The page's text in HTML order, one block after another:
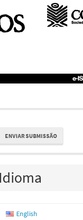
ENVIAR SUBMISSÃO
Idioma
English